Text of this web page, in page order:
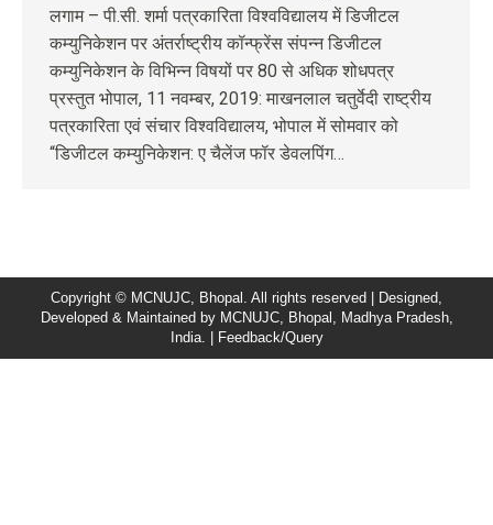
लगाम – पी.सी. शर्मा पत्रकारिता विश्वविद्यालय में डिजीटल
कम्युनिकेशन पर अंतर्राष्ट्रीय कॉन्फ्रेंस संपन्न डिजीटल
कम्युनिकेशन के विभिन्न विषयों पर 80 से अधिक शोधपत्र
प्रस्तुत भोपाल, 11 नवम्बर, 2019: माखनलाल चतुर्वेदी राष्ट्रीय
पत्रकारिता एवं संचार विश्वविद्यालय, भोपाल में सोमवार को
“डिजीटल कम्युनिकेशन: ए चैलेंज फॉर डेवलपिंग…
Copyright © MCNUJC, Bhopal. All rights reserved | Designed,
Developed & Maintained by MCNUJC, Bhopal, Madhya Pradesh,
India. |
Feedback/Query